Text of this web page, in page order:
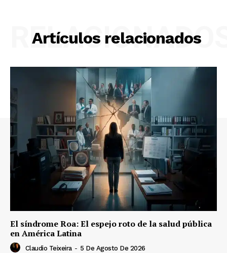
Artículos relacionados
El síndrome Roa: El espejo roto de la salud pública
en América Latina
Claudio Teixeira - 5 De Agosto De 2026